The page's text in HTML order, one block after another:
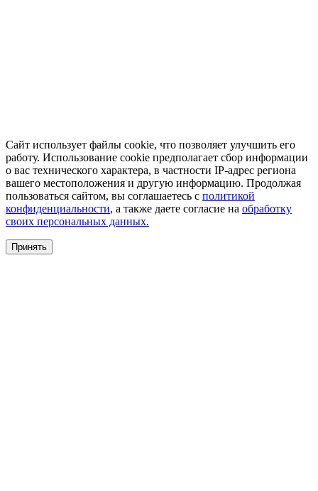
Сайт использует файлы cookie, что позволяет улучшить его
работу. Использование cookie предполагает сбор информации
о вас технического характера, в частности IP-адрес региона
вашего местоположения и другую информацию. Продолжая
пользоваться сайтом, вы соглашаетесь с политикой
конфиденциальности, а также даете согласие на обработку
своих персональных данных.
Принять